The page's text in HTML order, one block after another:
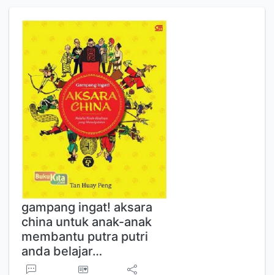
gampang ingat! aksara
china untuk anak-anak
membantu putra putri
anda belajar…